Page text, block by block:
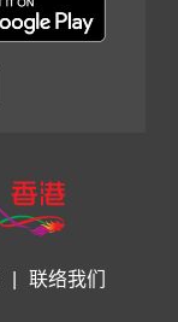
联络我们